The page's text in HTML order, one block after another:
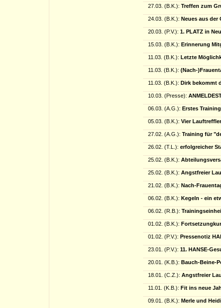
27.03. (B.K.): Treffen zum
24.03. (B.K.): Neues aus der
20.03. (P.V.): 1. PLATZ in
15.03. (B.K.): Erinnerung
11.03. (B.K.): Letzte
11.03. (B.K.): (Nach-
11.03. (B.K.): Dirk bekommt
10.03. (Presse):
06.03. (A.G.): Erstes
05.03. (B.K.): Vier
27.02. (A.G.): Training für
26.02. (T.L.): erfolgreicher
25.02. (B.K.):
25.02. (B.K.): Angstfreier
21.02. (B.K.): Nach-
06.02. (B.K.): Kegeln - ein
06.02. (R.B.):
01.02. (B.K.):
01.02. (P.V.): Pressenotiz
23.01. (P.V.): 11. HANSE-
20.01. (K.B.): Bauch-Beine-
18.01. (C.Z.): Angstfreier
11.01. (K.B.): Fit ins neue
09.01. (B.K.): Merle und